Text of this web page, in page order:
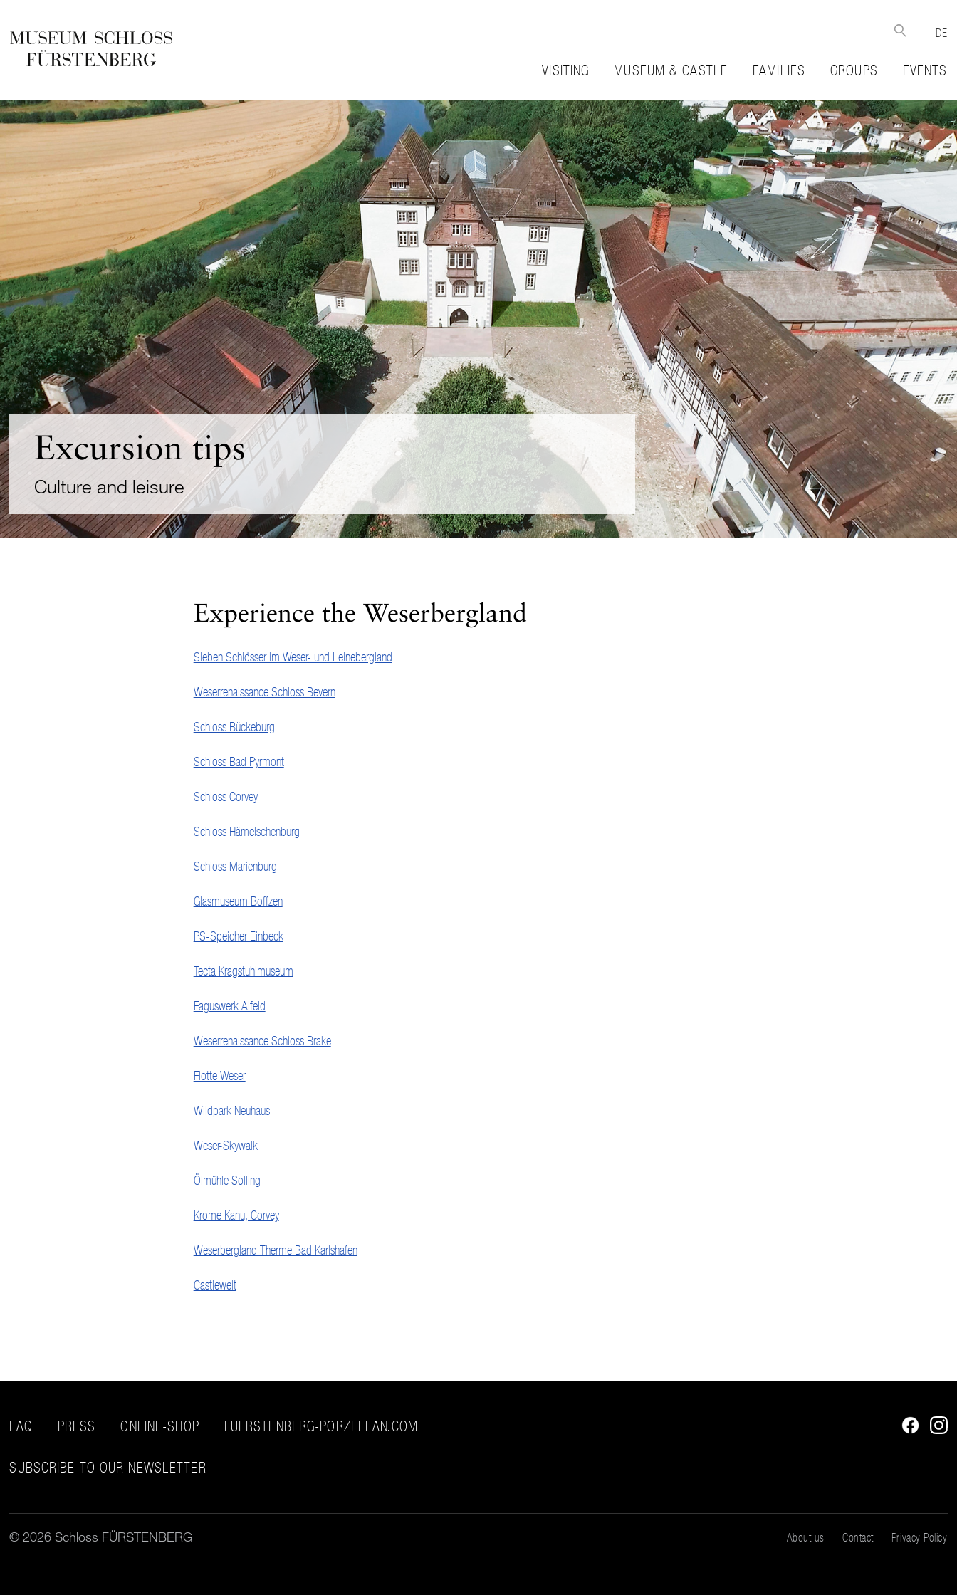
DE
VISITING MUSEUM & CASTLE FAMILIES GROUPS EVENTS
Excursion tips
Culture and leisure
Experience the Weserbergland
Sieben Schlösser im Weser- und Leinebergland
Weserrenaissance Schloss Bevern
Schloss Bückeburg
Schloss Bad Pyrmont
Schloss Corvey
Schloss Hämelschenburg
Schloss Marienburg
Glasmuseum Boffzen
PS-Speicher Einbeck
Tecta Kragstuhlmuseum
Faguswerk Alfeld
Weserrenaissance Schloss Brake
Flotte Weser
Wildpark Neuhaus
Weser-Skywalk
Ölmühle Solling
Krome Kanu, Corvey
Weserbergland Therme Bad Karlshafen
Castlewelt
FAQ PRESS ONLINE-SHOP FUERSTENBERG-PORZELLAN.COM
SUBSCRIBE TO OUR NEWSLETTER
About us Contact Privacy Policy
© 2026 Schloss FÜRSTENBERG